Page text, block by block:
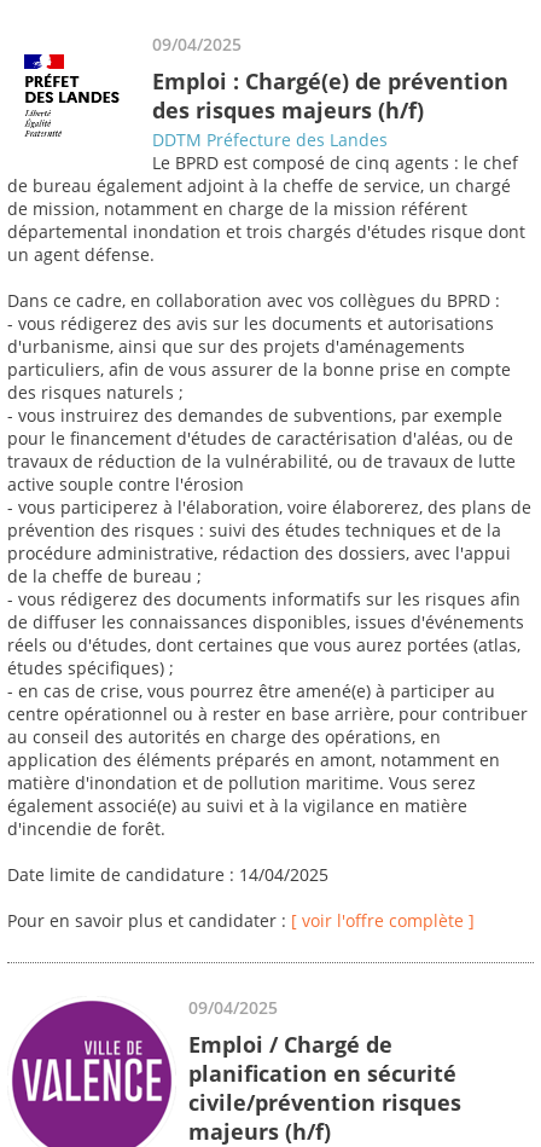
09/04/2025
Emploi : Chargé(e) de prévention
des risques majeurs (h/f)
DDTM Préfecture des Landes
Le BPRD est composé de cinq agents : le chef
de bureau également adjoint à la cheffe de service, un chargé
de mission, notamment en charge de la mission référent
départemental inondation et trois chargés d'études risque dont
un agent défense.
Dans ce cadre, en collaboration avec vos collègues du BPRD :
- vous rédigerez des avis sur les documents et autorisations
d'urbanisme, ainsi que sur des projets d'aménagements
particuliers, afin de vous assurer de la bonne prise en compte
des risques naturels ;
- vous instruirez des demandes de subventions, par exemple
pour le financement d'études de caractérisation d'aléas, ou de
travaux de réduction de la vulnérabilité, ou de travaux de lutte
active souple contre l'érosion
- vous participerez à l'élaboration, voire élaborerez, des plans de
prévention des risques : suivi des études techniques et de la
procédure administrative, rédaction des dossiers, avec l'appui
de la cheffe de bureau ;
- vous rédigerez des documents informatifs sur les risques afin
de diffuser les connaissances disponibles, issues d'événements
réels ou d'études, dont certaines que vous aurez portées (atlas,
études spécifiques) ;
- en cas de crise, vous pourrez être amené(e) à participer au
centre opérationnel ou à rester en base arrière, pour contribuer
au conseil des autorités en charge des opérations, en
application des éléments préparés en amont, notamment en
matière d'inondation et de pollution maritime. Vous serez
également associé(e) au suivi et à la vigilance en matière
d'incendie de forêt.
Date limite de candidature : 14/04/2025
Pour en savoir plus et candidater : [ voir l'offre complète ]
09/04/2025
Emploi / Chargé de
planification en sécurité
civile/prévention risques
majeurs (h/f)